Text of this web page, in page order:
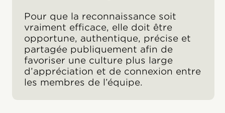
Pour que la reconnaissance soit
vraiment efficace, elle doit être
opportune, authentique, précise et
partagée publiquement afin de
favoriser une culture plus large
d’appréciation et de connexion entre
les membres de l’équipe.